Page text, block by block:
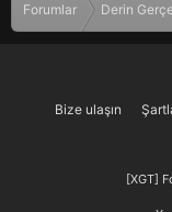
Forumlar Derin
Bize ulaşın
[XGT]